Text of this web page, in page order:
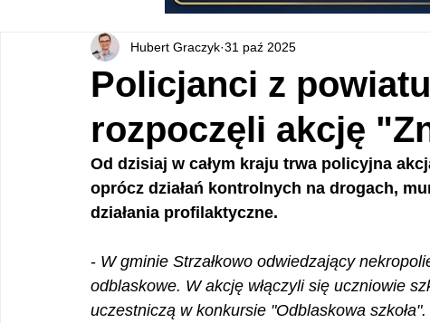
Policjanci z
rozpoczęli akcję
Hubert Graczyk 31 paź 2025
Od dzisiaj w całym kraju trwa policyjna
oprócz działań kontrolnych na drogach,
działania profilaktyczne.
- W gminie Strzałkowo odwiedzający
odblaskowe. W akcję włączyli się uczniowie
uczestniczą w konkursie "Odblaskowa